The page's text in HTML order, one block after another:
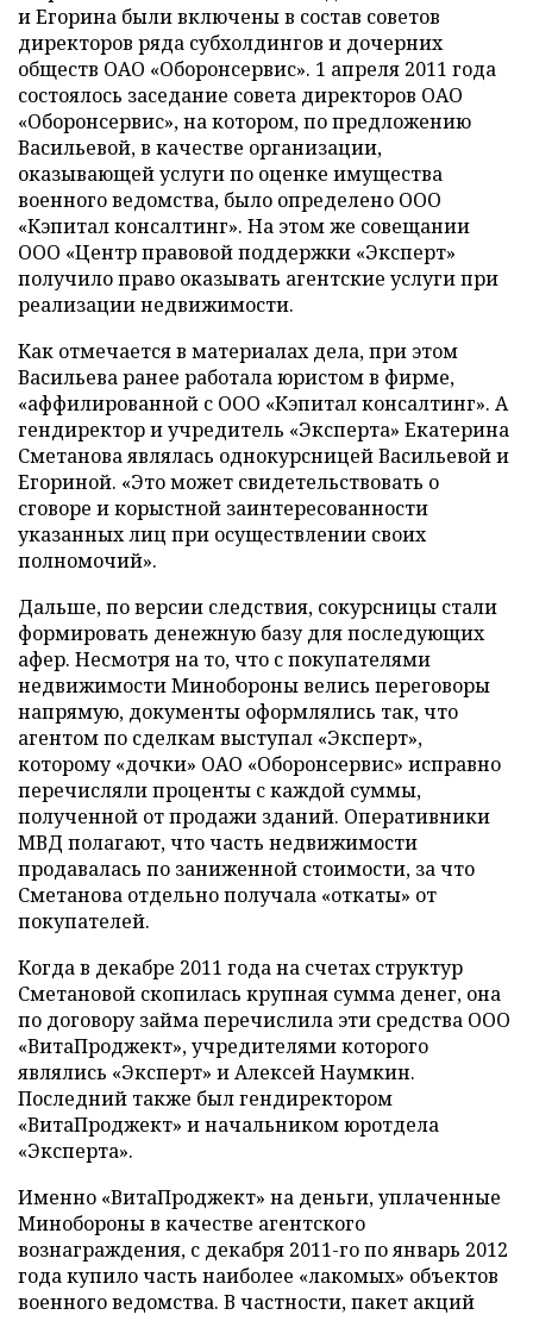
и Егорина были включены в состав советов
директоров ряда субхолдингов и дочерних
обществ ОАО «Оборонсервис». 1 апреля 2011 года
состоялось заседание совета директоров ОАО
«Оборонсервис», на котором, по предложению
Васильевой, в качестве организации,
оказывающей услуги по оценке имущества
военного ведомства, было определено ООО
«Кэпитал консалтинг». На этом же совещании
ООО «Центр правовой поддержки «Эксперт»
получило право оказывать агентские услуги при
реализации недвижимости.
Как отмечается в материалах дела, при этом
Васильева ранее работала юристом в фирме,
«аффилированной с ООО «Кэпитал консалтинг». А
гендиректор и учредитель «Эксперта» Екатерина
Сметанова являлась однокурсницей Васильевой и
Егориной. «Это может свидетельствовать о
сговоре и корыстной заинтересованности
указанных лиц при осуществлении своих
полномочий».
Дальше, по версии следствия, сокурсницы стали
формировать денежную базу для последующих
афер. Несмотря на то, что с покупателями
недвижимости Минобороны велись переговоры
напрямую, документы оформлялись так, что
агентом по сделкам выступал «Эксперт»,
которому «дочки» ОАО «Оборонсервис» исправно
перечисляли проценты с каждой суммы,
полученной от продажи зданий. Оперативники
МВД полагают, что часть недвижимости
продавалась по заниженной стоимости, за что
Сметанова отдельно получала «откаты» от
покупателей.
Когда в декабре 2011 года на счетах структур
Сметановой скопилась крупная сумма денег, она
по договору займа перечислила эти средства ООО
«ВитаПроджект», учредителями которого
являлись «Эксперт» и Алексей Наумкин.
Последний также был гендиректором
«ВитаПроджект» и начальником юротдела
«Эксперта».
Именно «ВитаПроджект» на деньги, уплаченные
Минобороны в качестве агентского
вознаграждения, с декабря 2011-го по январь 2012
года купило часть наиболее «лакомых» объектов
военного ведомства. В частности, пакет акций